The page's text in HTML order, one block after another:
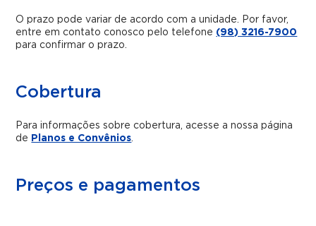
O prazo pode variar de acordo com a unidade. Por favor,
entre em contato conosco pelo telefone (98) 3216-7900
para confirmar o prazo.
Cobertura
Para informações sobre cobertura, acesse a nossa página
de Planos e Convênios.
Preços e pagamentos